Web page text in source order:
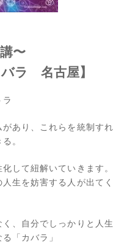
〜
バラ 名古屋】
あり、これらを統制すれ
。
して紐解いていきます。
生を妨害する人が出てく
、自分でしっかりと人生
「カバラ」